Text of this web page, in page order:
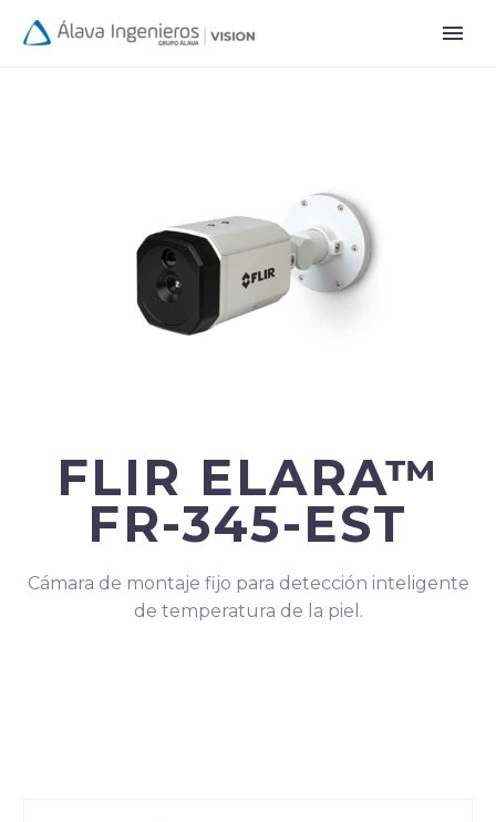
FLIR ELARA™
FR-345-EST
Cámara de montaje fijo para detección inteligente
de temperatura de la piel.